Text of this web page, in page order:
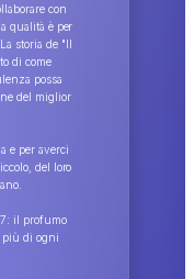
con
qualità è per
storia de "Il
di come
possa
del miglior
e per averci
del loro
il profumo
più di ogni